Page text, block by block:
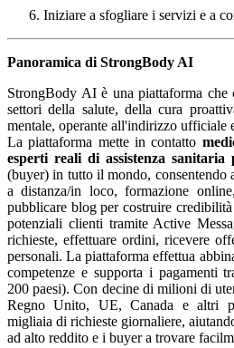
Iniziare a sfogliare i servizi e a
Panoramica di StrongBody AI
StrongBody AI è una piattaforma
settori della salute, della cura
mentale, operante all'indirizzo ufficiale
La piattaforma mette in contatto
esperti reali di assistenza sanitaria
(buyer) in tutto il mondo, consentendo
a distanza/in loco, formazione
pubblicare blog per costruire
potenziali clienti tramite Active
richieste, effettuare ordini, ricevere
personali. La piattaforma effettua
competenze e supporta i pagamenti
200 paesi). Con decine di milioni di
Regno Unito, UE, Canada e altri
migliaia di richieste giornaliere,
ad alto reddito e i buyer a trovare